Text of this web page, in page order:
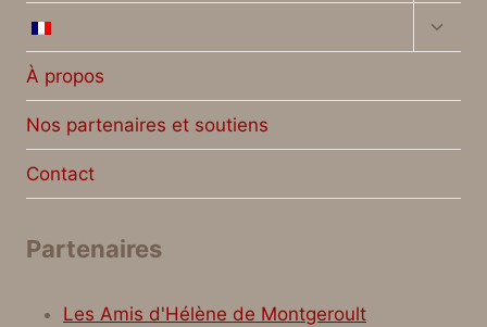
le
À propos
Nos partenaires et soutiens
Contact
Partenaires
Les Amis d'Hélène de Montgeroult